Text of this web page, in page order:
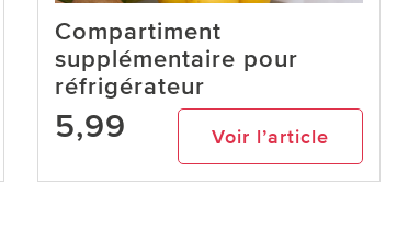
Compartiment
supplémentaire pour
réfrigérateur
5,99 Voir l’article